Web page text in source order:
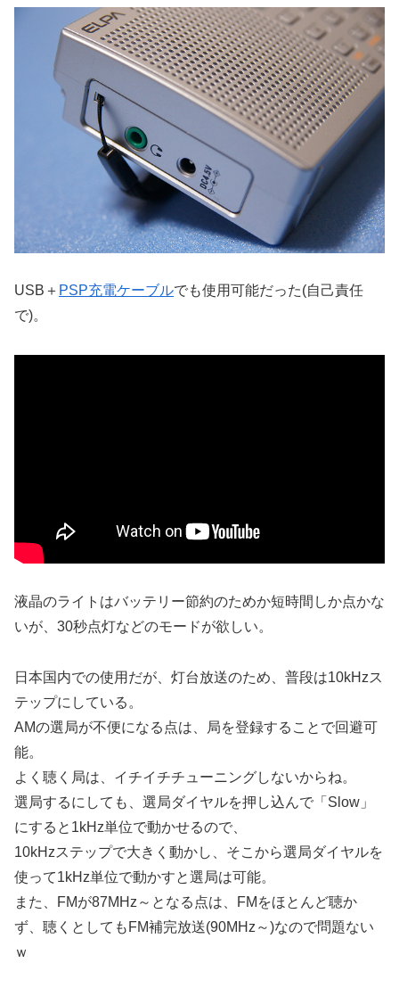
USB＋ PSP充電ケーブルでも使用可能だった(自己責任
で)。
液晶のライトはバッテリー節約のためか短時間しか点かな
いが、30秒点灯などのモードが欲しい。
日本国内での使用だが、灯台放送のため、普段は10kHzス
テップにしている。
AMの選局が不便になる点は、局を登録することで回避可
能。
よく聴く局は、イチイチチューニングしないからね。
選局するにしても、選局ダイヤルを押し込んで「Slow」
にすると1kHz単位で動かせるので、
10kHzステップで大きく動かし、そこから選局ダイヤルを
使って1kHz単位で動かすと選局は可能。
また、FMが87MHz～となる点は、FMをほとんど聴か
ず、聴くとしてもFM補完放送(90MHz～)なので問題ない
ｗ